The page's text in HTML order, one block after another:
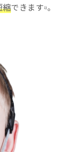
縮できます 1) 。